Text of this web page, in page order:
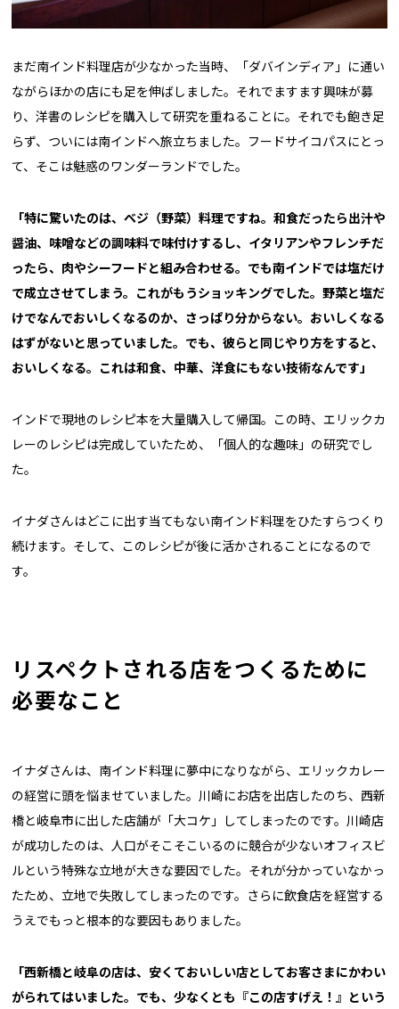
まだ南インド料理店が少なかった当時、「ダバインディア」に通い
ながらほかの店にも足を伸ばしました。それでますます興味が募
り、洋書のレシピを購入して研究を重ねることに。それでも飽き足
らず、ついには南インドへ旅立ちました。フードサイコパスにとっ
て、そこは魅惑のワンダーランドでした。
「特に驚いたのは、ベジ（野菜）料理ですね。和食だったら出汁や
醤油、味噌などの調味料で味付けするし、イタリアンやフレンチだ
ったら、肉やシーフードと組み合わせる。でも南インドでは塩だけ
で成立させてしまう。これがもうショッキングでした。野菜と塩だ
けでなんでおいしくなるのか、さっぱり分からない。おいしくなる
はずがないと思っていました。でも、彼らと同じやり方をすると、
おいしくなる。これは和食、中華、洋食にもない技術なんです」
インドで現地のレシピ本を大量購入して帰国。この時、エリックカ
レーのレシピは完成していたため、「個人的な趣味」の研究でし
た。
イナダさんはどこに出す当てもない南インド料理をひたすらつくり
続けます。そして、このレシピが後に活かされることになるので
す。
リスペクトされる店をつくるために
必要なこと
イナダさんは、南インド料理に夢中になりながら、エリックカレー
の経営に頭を悩ませていました。川崎にお店を出店したのち、西新
橋と岐阜市に出した店舗が「大コケ」してしまったのです。川崎店
が成功したのは、人口がそこそこいるのに競合が少ないオフィスビ
ルという特殊な立地が大きな要因でした。それが分かっていなかっ
たため、立地で失敗してしまったのです。さらに飲食店を経営する
うえでもっと根本的な要因もありました。
「西新橋と岐阜の店は、安くておいしい店としてお客さまにかわい
がられてはいました。でも、少なくとも『この店すげえ！』という